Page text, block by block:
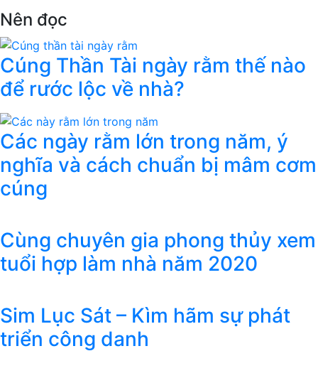
Nên đọc
Cúng Thần Tài ngày rằm thế nào
để rước lộc về nhà?
Các ngày rằm lớn trong năm, ý
nghĩa và cách chuẩn bị mâm cơm
cúng
Cùng chuyên gia phong thủy xem
tuổi hợp làm nhà năm 2020
Sim Lục Sát – Kìm hãm sự phát
triển công danh